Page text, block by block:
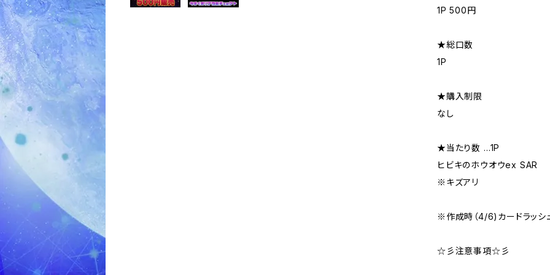
1P 500円
★総口数
1P
★購入制限
なし
★当たり数 …1P
ヒビキのホウオウex SAR
※キズアリ
※作成時（4/6)カードラッシ
☆彡注意事項☆彡